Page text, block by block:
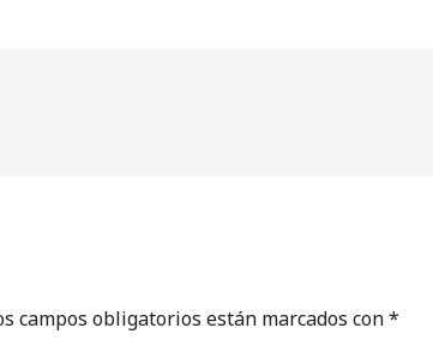
campos obligatorios están marcados con*